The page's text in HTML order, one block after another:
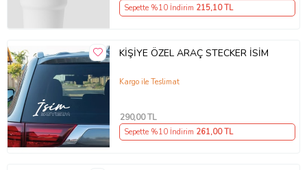
Sepette %10 İndirim 215,10 TL
KİŞİYE ÖZEL ARAÇ STECKER İSİM
Kargo ile Teslimat
290,00 TL
Sepette %10 İndirim 261,00 TL